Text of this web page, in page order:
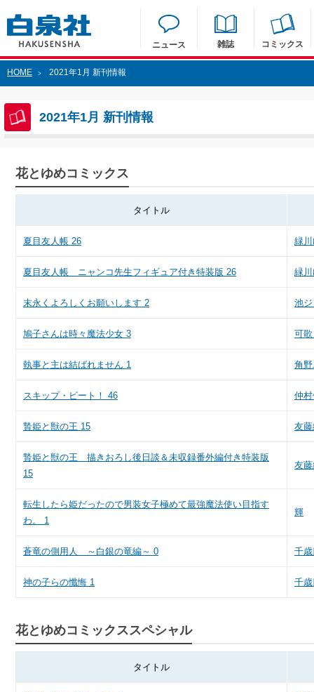
ニュース 雑誌 コミックス
HOME > 2021年1月 新刊情報
2021年1月 新刊情報
花とゆめコミックス
タイトル
夏目友人帳 26 緑
夏目友人帳 ニャンコ先生フィギュア付き特装版 26 緑
末永くよろしくお願いします 2 池
鳩子さんは時々魔法少女 3 可
執事と主は結ばれません 1 角
スキップ・ビート！ 46 仲
贄姫と獣の王 15 友
贄姫と獣の王 描きおろし後日談＆未収録番外編付き特装版
15
友
転生したら姫だったので男装女子極めて最強魔法使い目指す
わ。 1
輝
蒼竜の側用人 ～白銀の竜編～ 0 千
神の子らの懺悔 1 千
花とゆめコミックススペシャル
タイトル